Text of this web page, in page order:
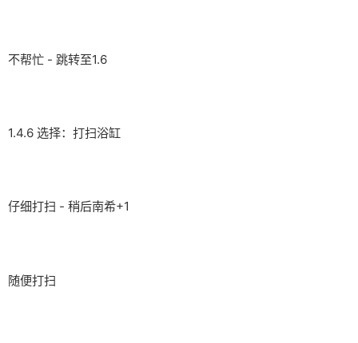
不帮忙 - 跳转至1.6
1.4.6 选择：打扫浴缸
仔细打扫 - 稍后南希+1
随便打扫